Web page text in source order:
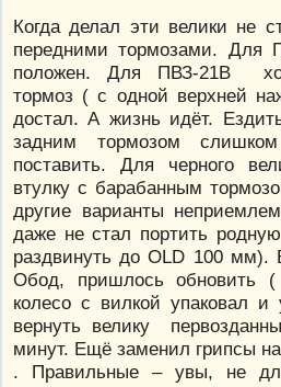
Когда делал эти велики не
передними тормозами. Для
положен. Для ПВЗ-21В
тормоз ( с одной верхней
достал. А жизнь идёт.
задним тормозом
поставить. Для черного
втулку с барабанным
другие варианты
даже не стал портить
раздвинуть до OLD 100 мм).
Обод, пришлось обновить
колесо с вилкой упаковал
вернуть велику
минут. Ещё заменил грипсы
. Правильные – увы, не